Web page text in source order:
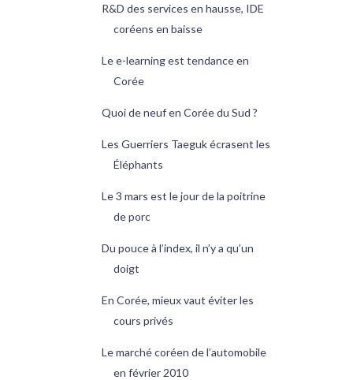
R&D des services en hausse, IDE
coréens en baisse
Le e-learning est tendance en
Corée
Quoi de neuf en Corée du Sud ?
Les Guerriers Taeguk écrasent les
Éléphants
Le 3 mars est le jour de la poitrine
de porc
Du pouce à l’index, il n’y a qu’un
doigt
En Corée, mieux vaut éviter les
cours privés
Le marché coréen de l’automobile
en février 2010